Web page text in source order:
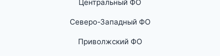
Центральный ФО
Северо-Западный ФО
Приволжский ФО